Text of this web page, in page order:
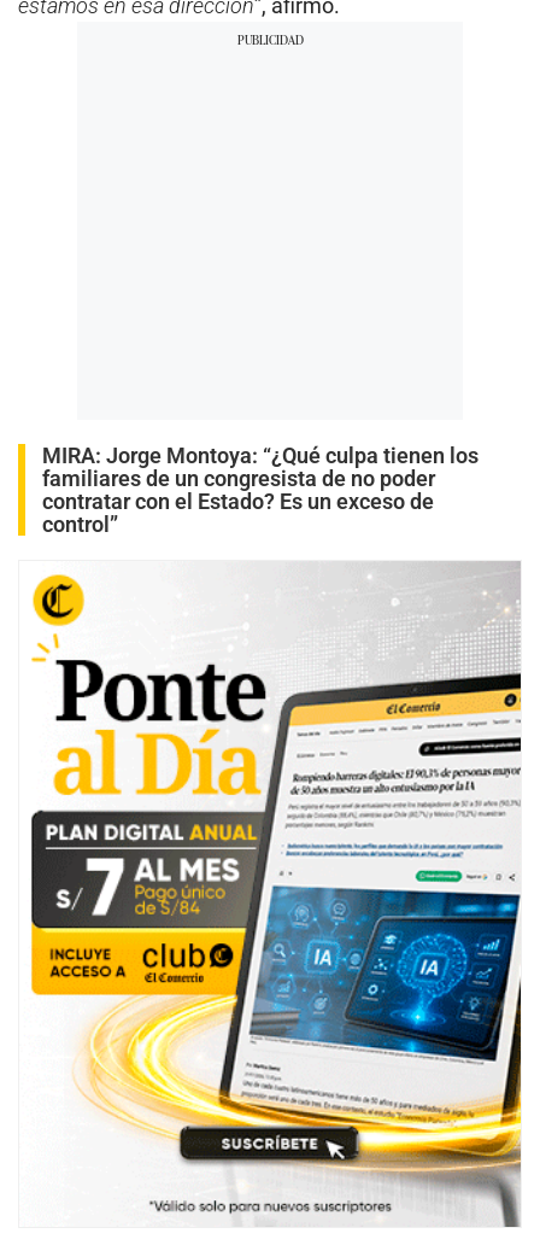
MIRA: Jorge Montoya: “¿Qué culpa tienen los
familiares de un congresista de no poder
contratar con el Estado? Es un exceso de
control”